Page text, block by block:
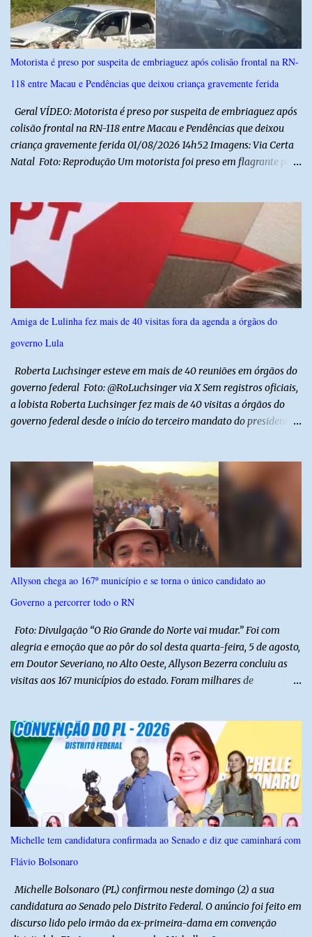
previsto também que as escolas da rede de ensino público
municipal deverão promover a discussão das letras do Hino
Nacional Brasileiro de modo a estimular os estudantes interpretar
e debater o seu conteúdo. De acordo com o vereador, a Secretaria
Municipal de Educação poderá expedir normas complementares
necessárias ao cumprimento da lei.
Motorista é preso por suspeita de embriaguez após colisão frontal na RN-
118 entre Macau e Pendências que deixou criança gravemente ferida
Geral VÍDEO: Motorista é preso por suspeita de embriaguez após
colisão frontal na RN-118 entre Macau e Pendências que deixou
criança gravemente ferida 01/08/2026 14h52 Imagens: Via Certa
Natal Foto: Reprodução Um motorista foi preso em flagrante por
na RN-118, entre Macau e Pendências. Segundo a Polícia Militar,
dois carros que seguiam em sentidos opostos bateram de frente.
Um dos condutores apresentava sinais de embriaguez, foi levado
ao Hospital Regional Tarcísio Maia, em Mossoró, e autuado em
flagrante. O exame pericial para confirmar a presença de álcool no
organismo está em andamento. No outro veículo estavam
funcionários da Caern que seguiam para uma partida de futebol. O
motorista e uma mulher sofreram ferimentos leves. A criança, que
estava no carro com o grupo, ficou gravemente ferida, precisou ser
Amiga de Lulinha fez mais de 40 visitas fora da agenda a órgãos do
governo Lula
Roberta Luchsinger esteve em mais de 40 reuniões em órgãos do
governo federal Foto: @RoLuchsinger via X Sem registros oficiais,
a lobista Roberta Luchsinger fez mais de 40 visitas a órgãos do
governo federal desde o início do terceiro mandato do presidente
públicos que participam dos encontros. Em duas oportunidades, a
lobista esteve no Palácio do Planalto e no gabinete do ministro do
Desenvolvimento Social, Wellington Dias, acompanhada do então
sócio de Lulinha. Os encontros não foram registrados nas agendas
oficiais. Fábio Luís é alvo de inquérito aberto nesta quinta-feira,
30, a pedido da PF, que apura se ele utilizou a influência do pai
para defender interesses empresariais com a administração
pública. Segundo a Polícia Federal, a atuação dele contou com a
ajuda de Luchsinger e se concentrou no Ministério da Saúde e no
Allyson chega ao 167º município e se torna o único candidato ao
Governo a percorrer todo o RN
Foto: Divulgação “O Rio Grande do Norte vai mudar.” Foi com
alegria e emoção que ao pôr do sol desta quarta-feira, 5 de agosto,
em Doutor Severiano, no Alto Oeste, Allyson Bezerra concluiu as
visitas aos 167 municípios do estado. Foram milhares de
Governador Allyson Bezerra concluiu as agendas do 167 Razões RN
após visitar todas as cidades potiguares, dos pequenos municípios
aos maiores centros do estado. A caminhada começou em 29 de
março pelo município de Touros, Marco Zero da BR-101 e foi
concluída nesta quarta-feira depois de 129 dias entre a primeira e
a última visita. Os registros estão sendo publicados no perfil do
Instagram @167RazoesRN Ao longo do percurso, Allyson conheceu
de perto as potencialidades, as belezas, a cultura e a força do povo,
mas também ouviu os dramas e as necessidades enfrentadas pelas
Michelle tem candidatura confirmada ao Senado e diz que caminhará com
Flávio Bolsonaro
Michelle Bolsonaro (PL) confirmou neste domingo (2) a sua
candidatura ao Senado pelo Distrito Federal. O anúncio foi feito em
discurso lido pelo irmão da ex-primeira-dama em convenção